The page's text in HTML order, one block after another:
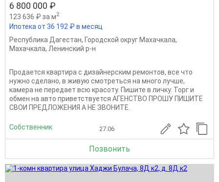
6 800 000 ₽
123 636 ₽ за м2
Ипотека от 36 192 ₽ в месяц
Республика Дагестан, Городской округ Махачкала,
Махачкала, Ленинский р-н
Продается квартира с дизайнерским ремонтов, все что
нужно сделано, в живую смотреться на много лучше,
камера не передает всю красоту. Пишите в личку. Торг и
обмен на авто приветствуется АГЕНСТВО ПРОШУ ПИШИТЕ
СВОИ ПРЕДЛОЖЕНИЯ А НЕ ЗВОНИТЕ.
Собственник 27.06
Позвонить